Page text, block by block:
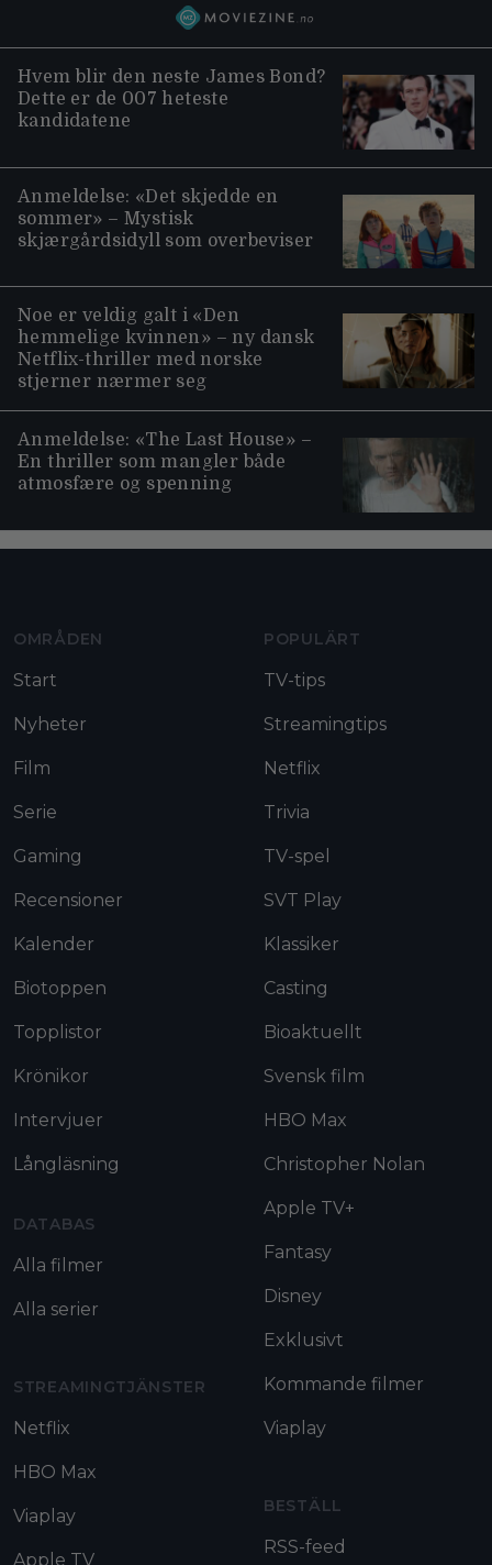
Hvem blir den neste James Bond?
Dette er de 007 heteste
kandidatene
Anmeldelse: «Det skjedde en
sommer» – Mystisk
skjærgårdsidyll som overbeviser
Noe er veldig galt i «Den
hemmelige kvinnen» – ny dansk
Netflix-thriller med norske
stjerner nærmer seg
Anmeldelse: «The Last House» –
En thriller som mangler både
atmosfære og spenning
OMRÅDEN
Start
Nyheter
Film
Serie
Gaming
Recensioner
Kalender
Biotoppen
Topplistor
Krönikor
Intervjuer
Långläsning
DATABAS
Alla filmer
Alla serier
STREAMINGTJÄNSTER
Netflix
HBO Max
Viaplay
Apple TV
POPULÄRT
TV-tips
Streamingtips
Netflix
Trivia
TV-spel
SVT Play
Klassiker
Casting
Bioaktuellt
Svensk film
HBO Max
Christopher Nolan
Apple TV+
Fantasy
Disney
Exklusivt
Kommande filmer
Viaplay
BESTÄLL
RSS-feed